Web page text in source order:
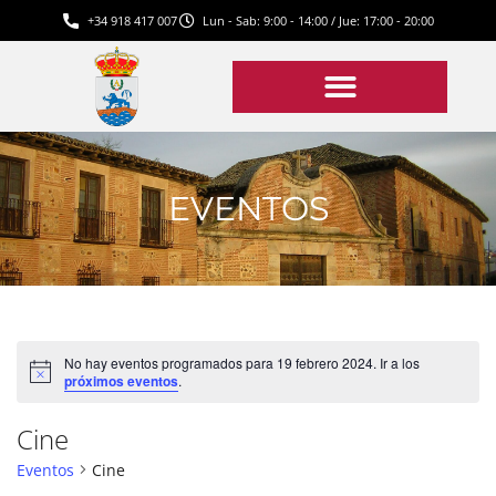
+34 918 417 007 Lun - Sab: 9:00 - 14:00 / Jue: 17:00 - 20:00
EVENTOS
Aviso
No hay eventos programados para 19 febrero 2024. Ir a los
próximos eventos.
Cine
Eventos Cine